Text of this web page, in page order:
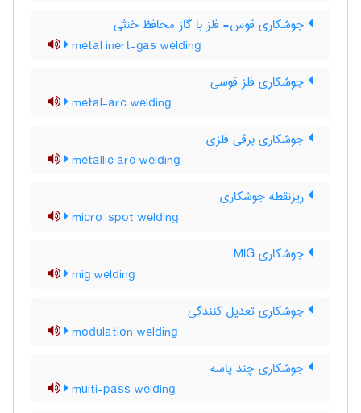
جوشکاری قوس- فلز با گاز محافظ خنثی
metal inert-gas welding
جوشکاری فلز قوسی
metal-arc welding
جوشکاری برقی فلزی
metallic arc welding
ریزنقطه جوشکاری
micro-spot welding
جوشکاری MIG
mig welding
جوشکاری تعدیل کنندگی
modulation welding
جوشکاری چند پاسه
multi-pass welding